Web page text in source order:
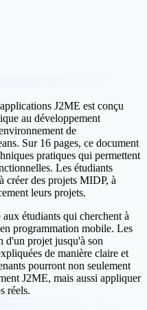
J2ME est conçu
au développement
de
Sur 16 pages, ce document
pratiques qui permettent
Les étudiants
créer des projets MIDP, à
leurs projets.
étudiants qui cherchent à
programmation mobile. Les
d'un projet jusqu'à son
de manière claire et
pourront non seulement
J2ME, mais aussi appliquer
réels.